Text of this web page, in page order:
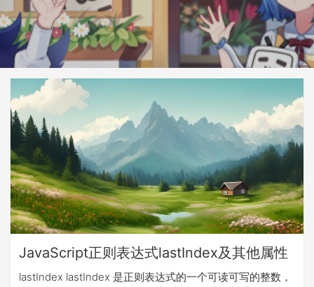
JavaScript正则表达式lastIndex及其他属性
lastIndex lastIndex 是正则表达式的一个可读可写的整数，